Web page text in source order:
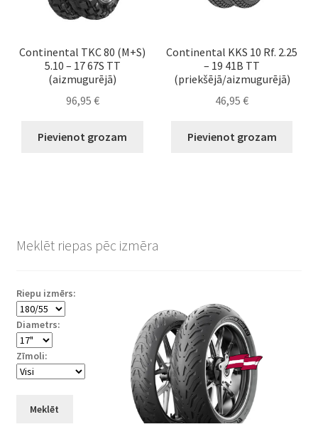
Continental TKC 80 (M+S)
5.10 – 17 67S TT
(aizmugurējā)
96,95 €
Pievienot grozam
Continental KKS 10 Rf. 2.25
– 19 41B TT
(priekšējā/aizmugurējā)
46,95€
Pievienot grozam
Meklēt riepas pēc izmēra
Riepu izmērs:
Diametrs:
Zīmoli:
Meklēt